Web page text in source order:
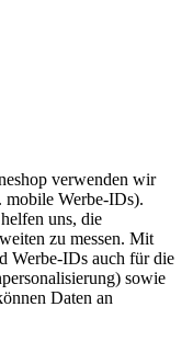
verwenden wir
mobile Werbe-IDs).
uns, die
zu messen. Mit
Werbe-IDs auch für die
sowie
Daten an